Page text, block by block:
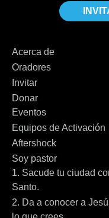
Acerca de
Oradores
Invitar
Donar
Eventos
Equipos de Activación
Aftershock
Soy pastor
1. Sacude tu ciudad
Santo.
2. Da a conocer a